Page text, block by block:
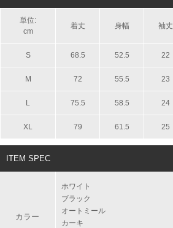
単位:
cm
着丈 身幅 袖丈
S 68.5 52.5 22
M 72 55.5 23
L 75.5 58.5 24
XL 79 61.5 25
ITEM SPEC
カラー
ホワイト
ブラック
オートミール
カーキ